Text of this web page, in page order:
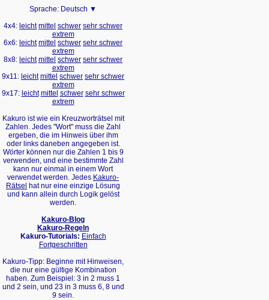
Sprache: Deutsch ▼
4x4: leicht mittel schwer sehr schwer
extrem
6x6: leicht mittel schwer sehr schwer
extrem
8x8: leicht mittel schwer sehr schwer
extrem
9x11: leicht mittel schwer sehr schwer
extrem
9x17: leicht mittel schwer sehr schwer
extrem
Kakuro ist wie ein Kreuzworträtsel mit
Zahlen. Jedes "Wort" muss die Zahl
ergeben, die im Hinweis über ihm
oder links daneben angegeben ist.
Wörter können nur die Zahlen 1 bis 9
verwenden, und eine bestimmte Zahl
kann nur einmal in einem Wort
verwendet werden. Jedes Kakuro-
Rätsel hat nur eine einzige Lösung
und kann allein durch Logik gelöst
werden.
Kakuro-Blog
Kakuro-Regeln
Kakuro-Tutorials: Einfach
Fortgeschritten
Kakuro-Tipp: Beginne mit Hinweisen,
die nur eine gültige Kombination
haben. Zum Beispiel: 3 in 2 muss 1
und 2 sein, und 23 in 3 muss 6, 8 und
9 sein.